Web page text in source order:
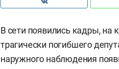
В сети появились кадры, на
трагически погибшего
наружного наблюдения